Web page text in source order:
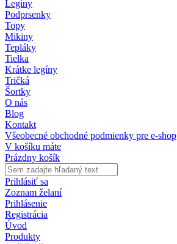
Legíny
Podprsenky
Topy
Mikiny
Tepláky
Tielka
Krátke legíny
Tričká
Šortky
O nás
Blog
Kontakt
Všeobecné obchodné podmienky pre e-shop
V košíku máte
Prázdny košík
Prihlásiť sa
Zoznam želaní
Prihlásenie
Registrácia
Úvod
Produkty